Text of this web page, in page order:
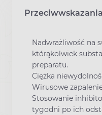
Przeciwwskazania
Nadwrażliwość na
którąkolwiek
preparatu.
Ciężka
Wirusowe
Stosowanie
tygodni po ich